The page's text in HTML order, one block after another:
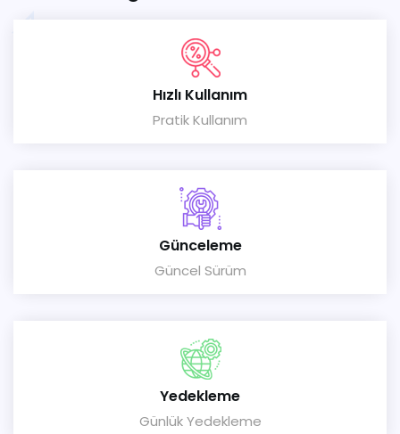
Hızlı Kullanım
Pratik Kullanım
Günceleme
Güncel Sürüm
Yedekleme
Günlük Yedekleme